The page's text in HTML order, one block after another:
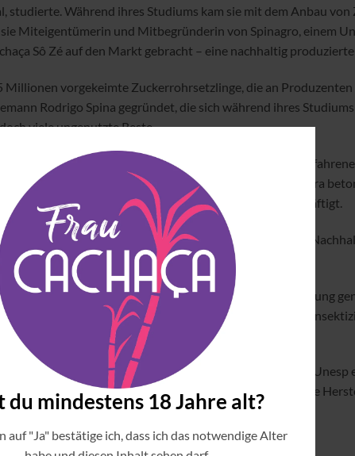
du mindestens 18 Jahre alt?
auf "Ja" bestätige ich, dass ich das notwendige Alter
studierte. Während ihres Studiums kam sie mit dem Anbau
Miteigentümerin und Mitbegründerin von Spinagro, einem
Sô Zé auf den Markt gebracht – eine nachhaltig produzierte
Millionen vorgekeimte Zuckerrohrsetzlinge, die an
Rodrigo Spina gegründet, die sich während ihres
viele ungenutzte Reste.
Cachaça herzustellen. Mit der Unterstützung eines
wurde Sô Zé als exportfähiges Produkt bewertet. Laura
aus wirtschaftlich benachteiligten Gebieten beschäftigt.
das das Engagement für ökologische und soziale
der Kreislaufwirtschaft ist. Regenwasser wird zur Reinigung
und Dünger verarbeitet. Anstelle von chemischen
nachhaltige Prozesse zu entwickeln. Ihre Zeit an der Unesp
wo sie ebenfalls den Anbau von Zuckerrohr und die